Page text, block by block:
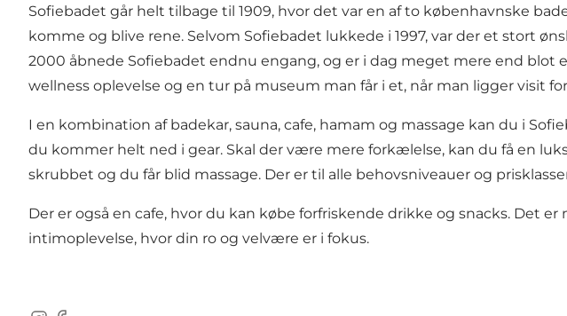
Sofiebadet går helt tilbage til 1909, hvor det var en af to københavnske
komme og blive rene. Selvom Sofiebadet lukkede i 1997, var der et stort
2000 åbnede Sofiebadet endnu engang, og er i dag meget mere end blot
wellness oplevelse og en tur på museum man får i et, når man ligger visit
I en kombination af badekar, sauna, cafe, hamam og massage kan du i
du kommer helt ned i gear. Skal der være mere forkælelse, kan du få en
skrubbet og du får blid massage. Der er til alle behovsniveauer og
Der er også en cafe, hvor du kan købe forfriskende drikke og snacks. Det
intimoplevelse, hvor din ro og velvære er i fokus.